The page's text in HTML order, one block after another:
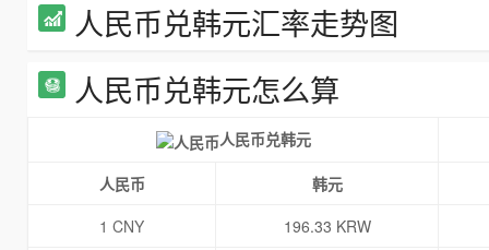
人民币兑韩元汇率走势图
人民币兑韩元怎么算
人民币兑韩元
人民币
韩元
1 CNY
196.33 KRW